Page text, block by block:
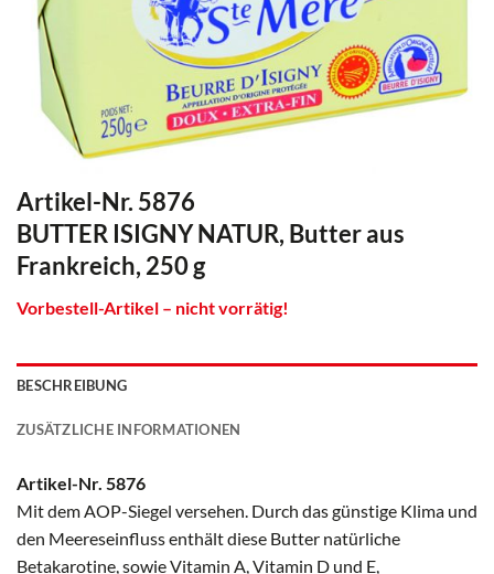
Artikel-Nr. 5876
BUTTER ISIGNY NATUR, Butter aus
Frankreich, 250 g
Vorbestell-Artikel – nicht vorrätig!
BESCHREIBUNG
ZUSÄTZLICHE INFORMATIONEN
Artikel-Nr. 5876
Mit dem AOP-Siegel versehen. Durch das günstige Klima und
den Meereseinfluss enthält diese Butter natürliche
Betakarotine, sowie Vitamin A, Vitamin D und E,